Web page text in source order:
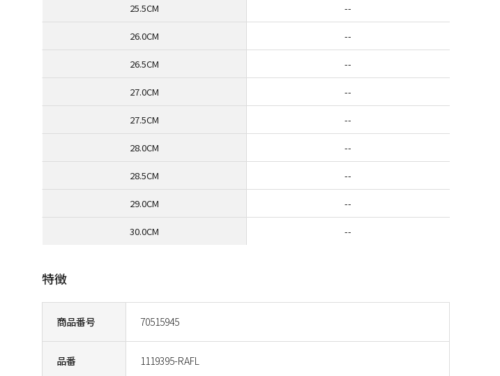
商品番号 70515945
品番 1119395-RAFL
特徴
25.5CM --
26.0CM --
26.5CM --
27.0CM --
27.5CM --
28.0CM --
28.5CM --
29.0CM --
30.0CM --